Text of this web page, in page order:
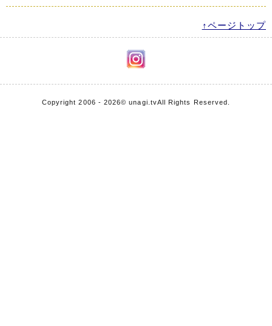
↑ページトップ
Copyright 2006 - 2026© unagi.tvAll Rights Reserved.